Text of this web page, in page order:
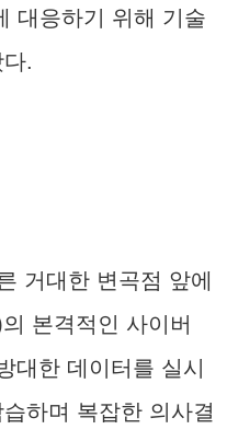
대응하기 위해 기술
.
거대한 변곡점 앞에
본격적인 사이버
대한 데이터를 실시
하며 복잡한 의사결